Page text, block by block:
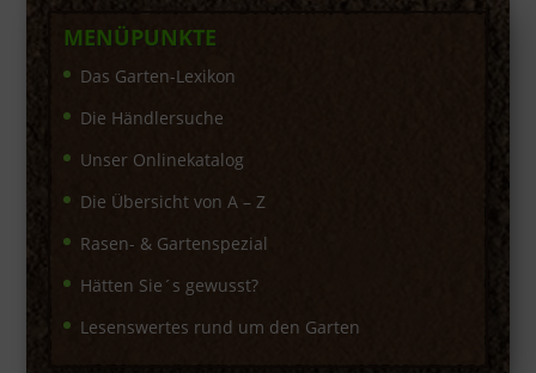
MENÜPUNKTE
Das Garten-Lexikon
Die Händlersuche
Unser Onlinekatalog
Die Übersicht von A – Z
Rasen- & Gartenspezial
Hätten Sie´s gewusst?
Lesenswertes rund um den Garten